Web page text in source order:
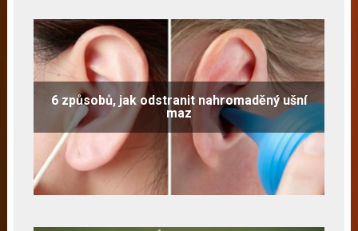
6 způsobů, jak odstranit nahromaděný ušní
maz